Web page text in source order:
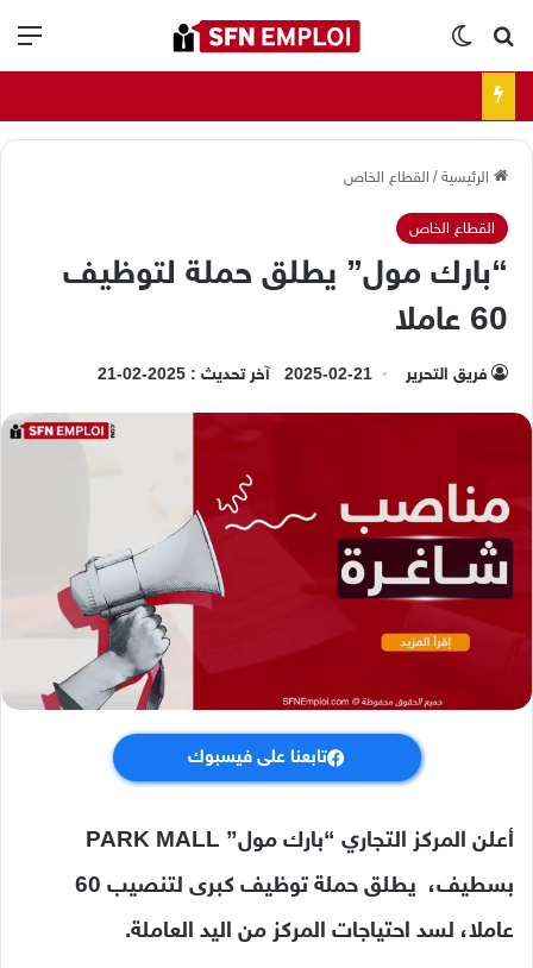
بحث عنالوضع المظلم
الرئيسية/ القطاع الخاص
القطاع الخاص
“بارك مول” يطلق حملة لتوظيف
60 عاملا
فريق التحرير 2025-02-21 آخر تحديث : 2025-02-21
تابعنا على فيسبوك
أعلن المركز التجاري “بارك مول” PARK MALL
بسطيف، يطلق حملة توظيف كبرى لتنصيب 60
عاملا، لسد احتياجات المركز من اليد العاملة.